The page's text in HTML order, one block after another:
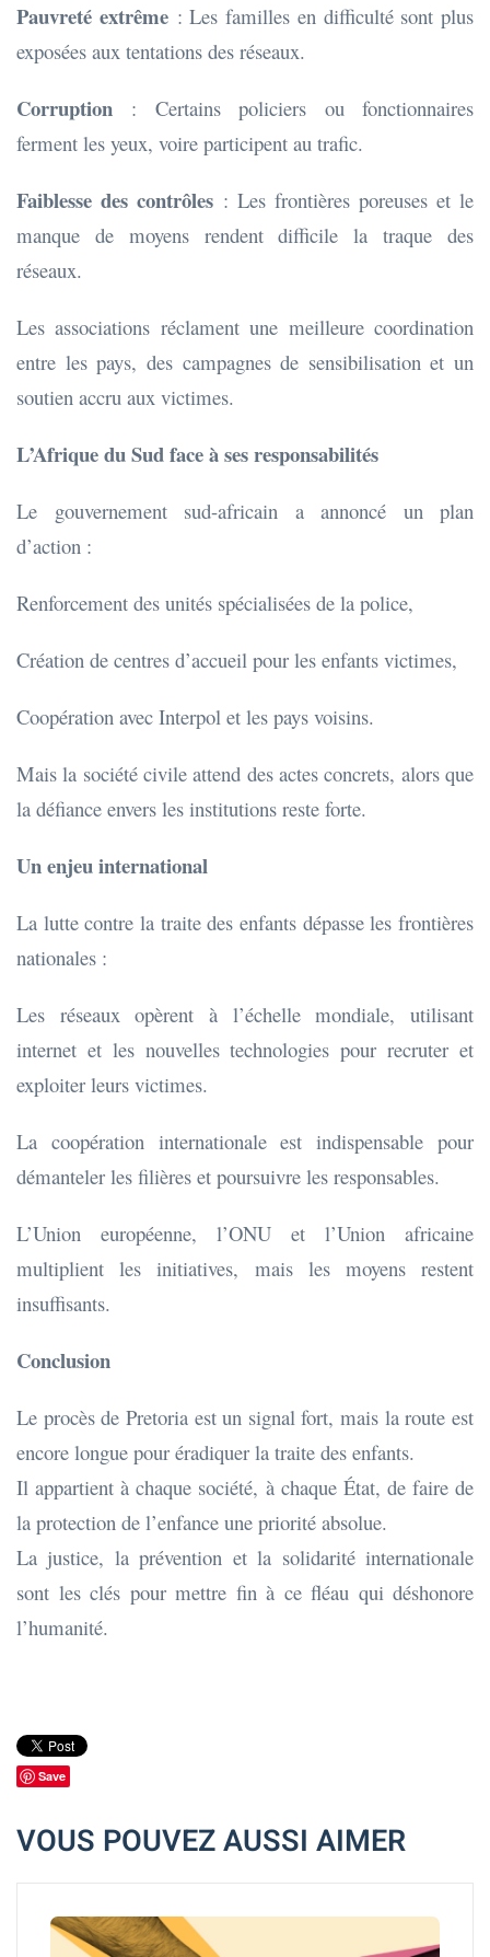
Pauvreté extrême: Les familles en difficulté sont plus
exposées aux tentations des réseaux.
Corruption : Certains policiers ou fonctionnaires
ferment les yeux, voire participent au trafic.
Faiblesse des contrôles : Les frontières poreuses et le
manque de moyens rendent difficile la traque des
réseaux.
Les associations réclament une meilleure coordination
entre les pays, des campagnes de sensibilisation et un
soutien accru aux victimes.
L’Afrique du Sud face à ses responsabilités
Le gouvernement sud-africain a annoncé un plan
d’action :
Renforcement des unités spécialisées de la police,
Création de centres d’accueil pour les enfants victimes,
Coopération avec Interpol et les pays voisins.
Mais la société civile attend des actes concrets, alors que
la défiance envers les institutions reste forte.
Un enjeu international
La lutte contre la traite des enfants dépasse les frontières
nationales :
Les réseaux opèrent à l’échelle mondiale, utilisant
internet et les nouvelles technologies pour recruter et
exploiter leurs victimes.
La coopération internationale est indispensable pour
démanteler les filières et poursuivre les responsables.
L’Union européenne, l’ONU et l’Union africaine
multiplient les initiatives, mais les moyens restent
insuffisants.
Conclusion
Le procès de Pretoria est un signal fort, mais la route est
encore longue pour éradiquer la traite des enfants.
Il appartient à chaque société, à chaque État, de faire de
la protection de l’enfance une priorité absolue.
La justice, la prévention et la solidarité internationale
sont les clés pour mettre fin à ce fléau qui déshonore
l’humanité.
Save
VOUS POUVEZ AUSSI AIMER